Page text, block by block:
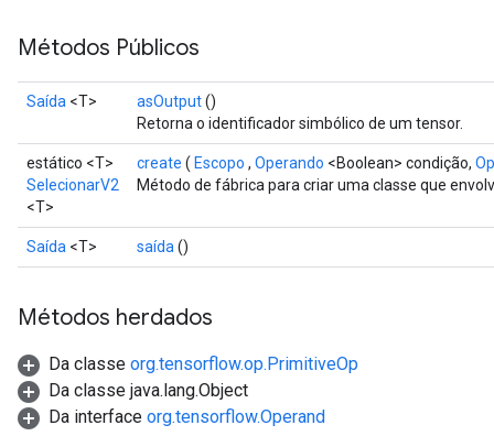
Métodos Públicos
Saída <T> asOutput()
Retorna o identificador simbólico de um tensor.
estático <T>
SelecionarV2
<T>
create ( Escopo , Operando <Boolean> condição,
Método de fábrica para criar uma classe que
Saída <T> saída ()
Métodos herdados
Da classe org.tensorflow.op.PrimitiveOp
Da classe java.lang.Object
Da interface org.tensorflow.Operand